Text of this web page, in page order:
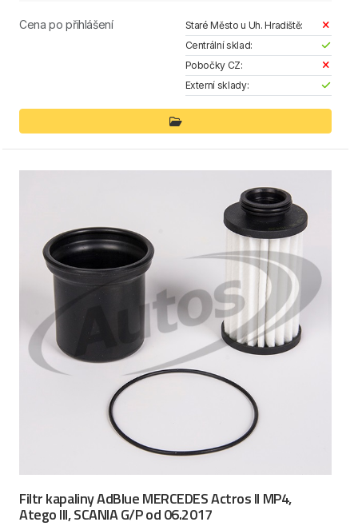
Cena po přihlášení
Staré Město u Uh. Hradiště:
Centrální sklad:
Pobočky CZ:
Externí sklady:
Filtr kapaliny AdBlue MERCEDES Actros II MP4,
Atego III, SCANIA G/P od 06.2017